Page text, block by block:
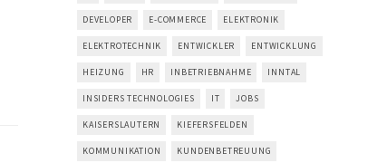
DEVELOPER E-COMMERCE ELEKTRONIK
ELEKTROTECHNIK ENTWICKLER ENTWICKLUNG
HEIZUNG HR INBETRIEBNAHME INNTAL
INSIDERS TECHNOLOGIES IT JOBS
KAISERSLAUTERN KIEFERSFELDEN
KOMMUNIKATION KUNDENBETREUUNG